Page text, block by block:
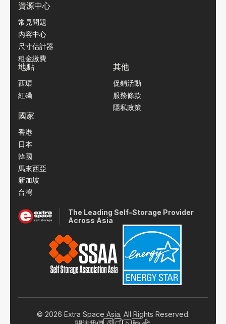
資源中心
常見問題
內容中心
尺寸估計器
租金繳費
地點
西環
紅磡
其他
促銷活動
服務條款
隱私政策
國家
香港
日本
韓國
馬來西亞
新加坡
台灣
The Leading Self–Storage Provider
Across Asia
© 2026 Extra Space Asia. All Rights Reserved.